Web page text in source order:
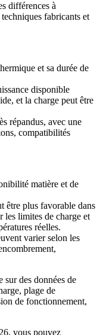
différences à
fabricants et
et sa durée de
disponible
et la charge peut être
répandus, avec une
compatibilités
matière et de
être plus favorable dans
les limites de charge et
réelles.
varier selon les
sur des données de
plage de
de fonctionnement,
vous pouvez